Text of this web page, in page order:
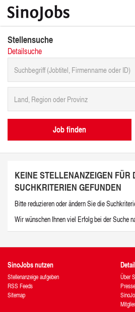
Stellensuche
Detailsuche
Job finden
KEINE STELLENANZEIGEN FÜR
SUCHKRITERIEN GEFUNDEN
Bitte reduzieren oder ändern Sie die
Wir wünschen Ihnen viel Erfolg bei der Suche
SinoJobs nutzen
Stellenanzeige aufgeben
RSS Feeds
Sitemap
Über
Presse